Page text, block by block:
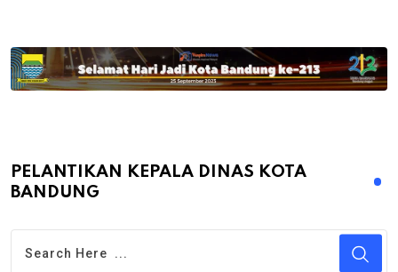
PELANTIKAN KEPALA DINAS KOTA
BANDUNG